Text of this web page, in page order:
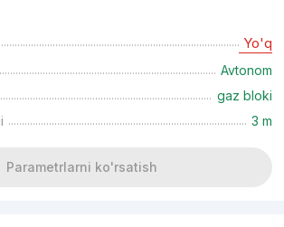
Yo'q
Avtonom
gaz bloki
3 m
Parametrlarni ko'rsatish